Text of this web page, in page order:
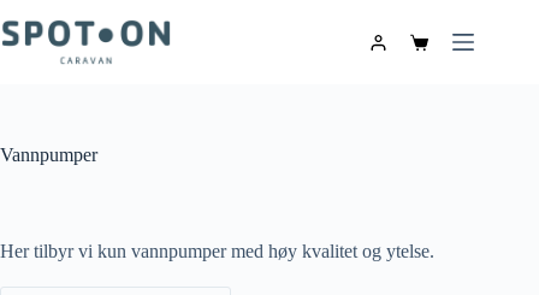
Vannpumper
Her tilbyr vi kun vannpumper med høy kvalitet og ytelse.